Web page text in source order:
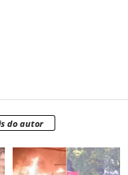
do autor